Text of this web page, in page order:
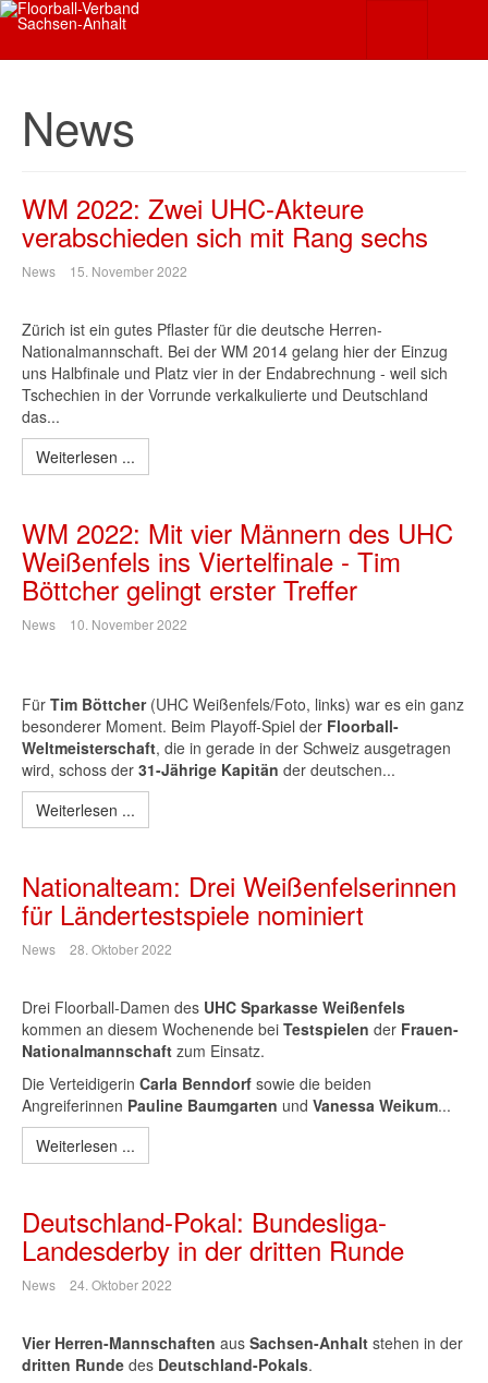
News
WM 2022: Zwei UHC-Akteure
verabschieden sich mit Rang sechs
News 15. November 2022
Zürich ist ein gutes Pflaster für die deutsche Herren-
Nationalmannschaft. Bei der WM 2014 gelang hier der Einzug
uns Halbfinale und Platz vier in der Endabrechnung - weil sich
Tschechien in der Vorrunde verkalkulierte und Deutschland
das...
Weiterlesen ...
WM 2022: Mit vier Männern des UHC
Weißenfels ins Viertelfinale - Tim
Böttcher gelingt erster Treffer
News 10. November 2022
Für Tim Böttcher(UHC Weißenfels/Foto, links) war es ein ganz
besonderer Moment. Beim Playoff-Spiel der Floorball-
Weltmeisterschaft, die in gerade in der Schweiz ausgetragen
wird, schoss der 31-Jährige Kapitän der deutschen...
Weiterlesen ...
Nationalteam: Drei Weißenfelserinnen
für Ländertestspiele nominiert
News 28. Oktober 2022
Drei Floorball-Damen des UHC Sparkasse Weißenfels
kommen an diesem Wochenende bei Testspielen der Frauen-
Nationalmannschaft zum Einsatz.
Die Verteidigerin Carla Benndorf sowie die beiden
Angreiferinnen Pauline Baumgarten und Vanessa Weikum...
Weiterlesen ...
Deutschland-Pokal: Bundesliga-
Landesderby in der dritten Runde
News 24. Oktober 2022
Vier Herren-Mannschaften aus Sachsen-Anhalt stehen in der
dritten Runde des Deutschland-Pokals.